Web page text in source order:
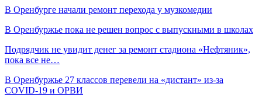
В Оренбурге начали ремонт перехода у музкомедии
В Оренбуржье пока не решен вопрос с выпускными в школах
Подрядчик не увидит денег за ремонт стадиона «Нефтяник»,
пока все не…
В Оренбуржье 27 классов перевели на «дистант» из-за
COVID-19 и ОРВИ